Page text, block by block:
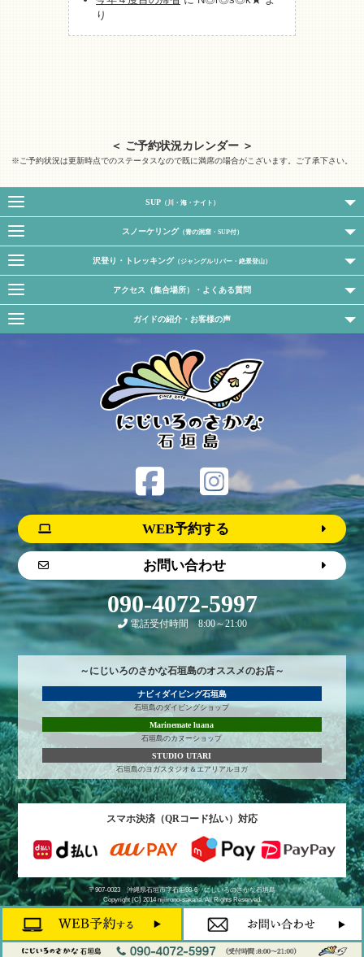
り
＜ ご予約状況カレンダー ＞
※ご予約状況は更新時点でのステータスなので既に満席の場合がこざいます。ご了承下さい。
SUP（川・海・ナイト）
スノーケリング （青の洞窟・SUP付）
沢登り・トレッキング （ジャングルリバー・絶景登山）
アクセス（集合場所）・よくある質問
ガイドの紹介・お客様の声
WEB予約する
お問い合わせ
090-4072-5997
電話受付時間 8:00～21:00
～にじいろのさかな石垣島のオススメのお店～
ナビィダイビング石垣島
石垣島のダイビングショップ
Marinemate luana
石垣島のカヌーショップ
STUDIO UTARI
石垣島のヨガスタジオ＆エアリアルヨガ
スマホ決済（QRコード払い）対応
〒907-0023 沖縄県石垣市字石垣98-6にじいろのさかな石垣島
Copyright (C) 2014 nijiirono-sakana. All Rights Reserved.